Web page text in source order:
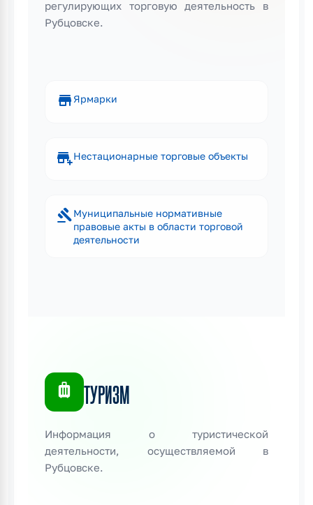
регулирующих торговую деятельность в
Рубцовске.
store Ярмарки
add_businessНестационарные торговые объекты
gavelМуниципальные нормативные
правовые акты в области торговой
деятельности
luggage ТУРИЗМ
Информация о туристической
деятельности, осуществляемой в
Рубцовске.